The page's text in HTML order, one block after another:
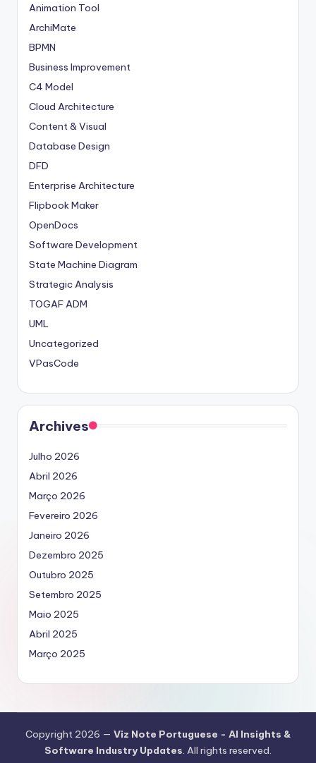
Animation Tool
ArchiMate
BPMN
Business Improvement
C4 Model
Cloud Architecture
Content & Visual
Database Design
DFD
Enterprise Architecture
Flipbook Maker
OpenDocs
Software Development
State Machine Diagram
Strategic Analysis
TOGAF ADM
UML
Uncategorized
VPasCode
Archives
Julho 2026
Abril 2026
Março 2026
Fevereiro 2026
Janeiro 2026
Dezembro 2025
Outubro 2025
Setembro 2025
Maio 2025
Abril 2025
Março 2025
Copyright 2026 — Viz Note Portuguese - AI Insights &
Software Industry Updates. All rights reserved.